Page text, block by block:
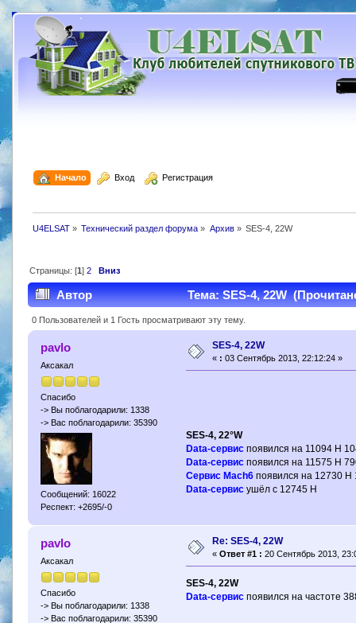
Начало Вход Регистрация
U4ELSAT» Технический раздел форума » Архив» SES-4, 22W
Страницы: [1] 2 Вниз
Автор Тема: SES-4, 22W
0 Пользователей и 1 Гость просматривают эту тему.
pavlo
Аксакал
Спасибо
-> Вы поблагодарили: 1338
-> Вас поблагодарили: 35390
Сообщений: 16022
Респект: +2695/-0
SES-4, 22W
« : 03 Сентябрь 2013, 22:12:24 »
SES-4, 22°W
Data-сервис появился на 11094 H
Data-сервис появился на 11575 H
Сервис Mach6 появился на 12730 H
Data-сервис ушёл с 12745 H
pavlo
Аксакал
Спасибо
-> Вы поблагодарили: 1338
-> Вас поблагодарили: 35390
Re: SES-4, 22W
« Ответ #1 : 20 Сентябрь 2013,
SES-4, 22W
Data-сервис появился на частоте